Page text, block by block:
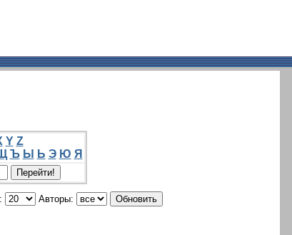
Y Z
Ъ Ы Ь Э Ю Я
Авторы: